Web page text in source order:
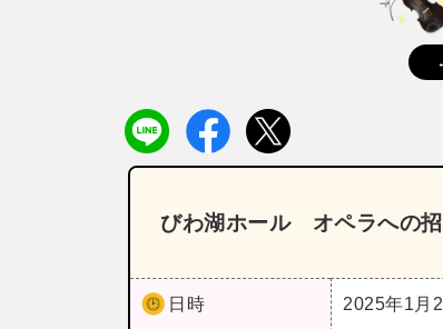
びわ湖ホール オペラへの招
日時
2025年1月